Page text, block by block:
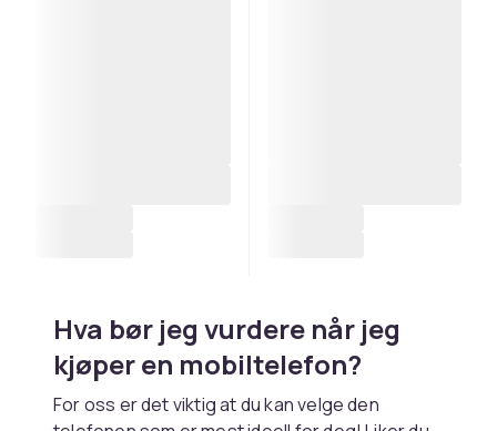
Hva bør jeg vurdere når jeg
kjøper en mobiltelefon?
For oss er det viktig at du kan velge den